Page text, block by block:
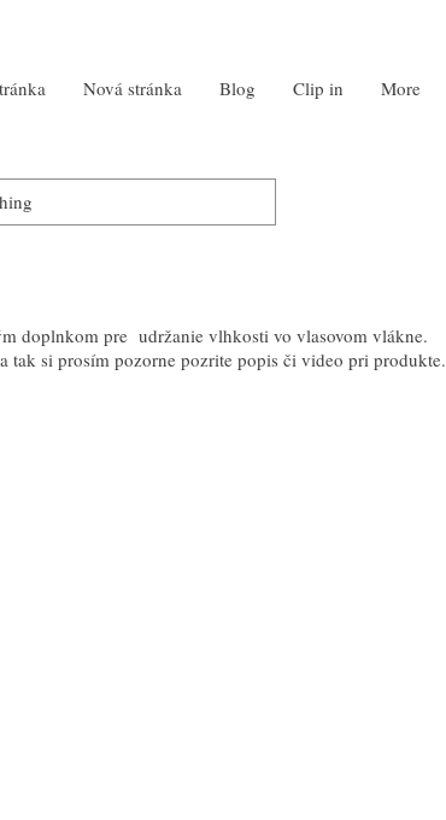
Nová stránka Blog Clip in More
doplnkom pre udržanie vlhkosti vo vlasovom vlákne.
tak si prosím pozorne pozrite popis či video pri produkte.